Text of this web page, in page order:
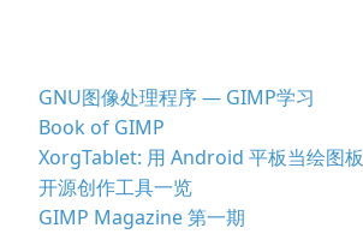
GNU图像处理程序 — GIMP学习
Book of GIMP
XorgTablet: 用 Android 平板当绘图板
开源创作工具一览
GIMP Magazine 第一期